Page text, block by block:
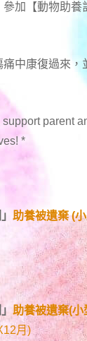
加【動物助養
中康復過來，
support parent
*
」 助養被遺棄 (
」 助養被遺棄(小
月)